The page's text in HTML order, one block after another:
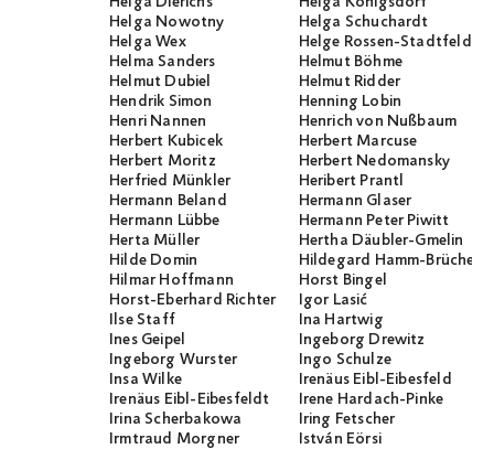
Helga Nowotny
Helga Schuchardt
Helga Wex
Helge Rossen-Stadtfeld
Helma Sanders
Helmut Böhme
Helmut Dubiel
Helmut Ridder
Hendrik Simon
Henning Lobin
Henri Nannen
Henrich von Nußbaum
Herbert Kubicek
Herbert Marcuse
Herbert Moritz
Herbert Nedomansky
Herfried Münkler
Heribert Prantl
Hermann Beland
Hermann Glaser
Hermann Lübbe
Hermann Peter Piwitt
Herta Müller
Hertha Däubler-Gmelin
Hilde Domin
Hildegard Hamm-Brücher
Hilmar Hoffmann
Horst Bingel
Horst-Eberhard Richter
Igor Lasić
Ilse Staff
Ina Hartwig
Ines Geipel
Ingeborg Drewitz
Ingeborg Wurster
Ingo Schulze
Insa Wilke
Irenäus Eibl-Eibesfeld
Irenäus Eibl-Eibesfeldt
Irene Hardach-Pinke
Irina Scherbakowa
Iring Fetscher
Irmtraud Morgner
István Eörsi